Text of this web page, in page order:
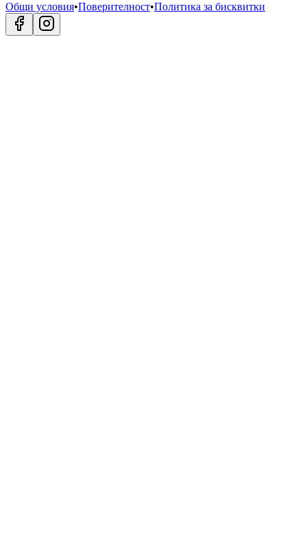
Общи условия•Поверителност•Политика за бисквитки